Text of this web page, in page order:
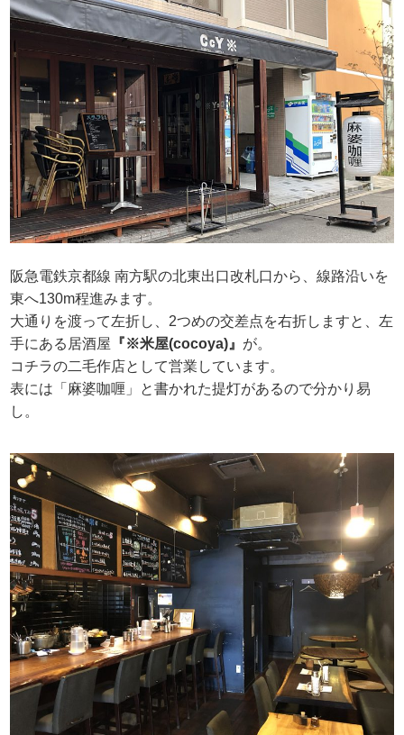
阪急電鉄京都線 南方駅の北東出口改札口から、線路沿いを
東へ130m程進みます。
大通りを渡って左折し、2つめの交差点を右折しますと、左
手にある居酒屋 『※米屋(cocoya)』 が。
コチラの二毛作店として営業しています。
表には「麻婆咖喱」と書かれた提灯があるので分かり易
し。